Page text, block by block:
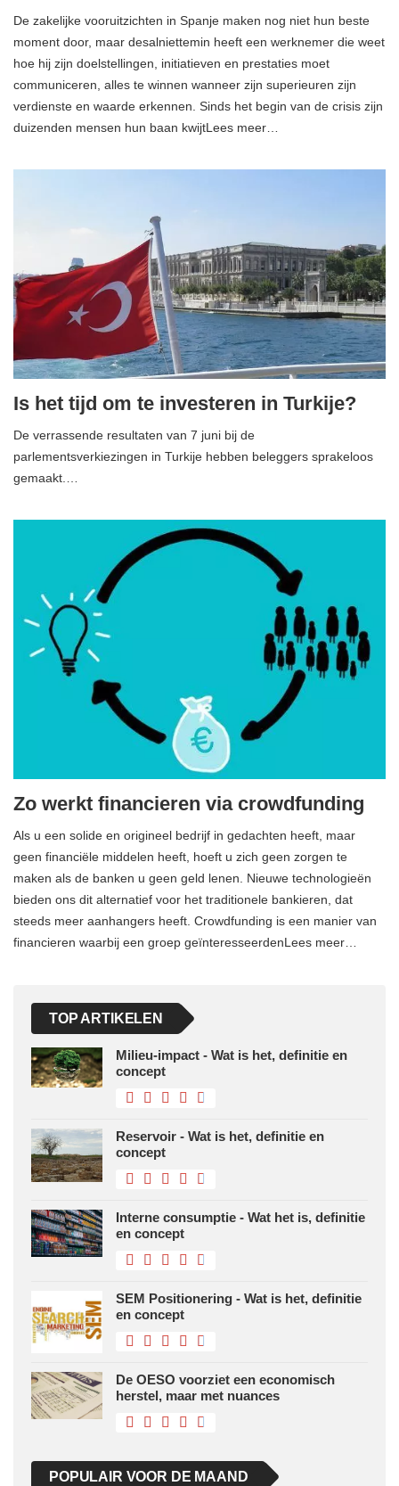
De zakelijke vooruitzichten in Spanje maken nog niet hun beste
moment door, maar desalniettemin heeft een werknemer die weet
hoe hij zijn doelstellingen, initiatieven en prestaties moet
communiceren, alles te winnen wanneer zijn superieuren zijn
verdienste en waarde erkennen. Sinds het begin van de crisis zijn
duizenden mensen hun baan kwijtLees meer…
Is het tijd om te investeren in Turkije?
De verrassende resultaten van 7 juni bij de
parlementsverkiezingen in Turkije hebben beleggers sprakeloos
gemaakt.…
Zo werkt financieren via crowdfunding
Als u een solide en origineel bedrijf in gedachten heeft, maar
geen financiële middelen heeft, hoeft u zich geen zorgen te
maken als de banken u geen geld lenen. Nieuwe technologieën
bieden ons dit alternatief voor het traditionele bankieren, dat
steeds meer aanhangers heeft. Crowdfunding is een manier van
financieren waarbij een groep geïnteresseerdenLees meer…
TOP ARTIKELEN
Milieu-impact - Wat is het, definitie en
concept
Reservoir - Wat is het, definitie en
concept
Interne consumptie - Wat het is, definitie
en concept
SEM Positionering - Wat is het, definitie
en concept
De OESO voorziet een economisch
herstel, maar met nuances
POPULAIR VOOR DE MAAND